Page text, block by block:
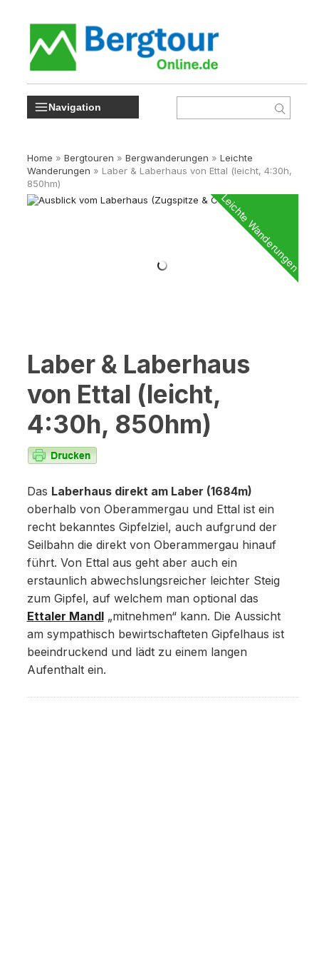
Navigation
Home » Bergtouren » Bergwanderungen » Leichte
Wanderungen » Laber & Laberhaus von Ettal (leicht, 4:30h,
850hm)
Leichte Wanderungen
Laber & Laberhaus
von Ettal (leicht,
4:30h, 850hm)
Das Laberhaus direkt am Laber (1684m)
oberhalb von Oberammergau und Ettal ist ein
recht bekanntes Gipfelziel, auch aufgrund der
Seilbahn die direkt von Oberammergau hinauf
führt. Von Ettal aus geht aber auch ein
erstaunlich abwechslungsreicher leichter Steig
zum Gipfel, auf welchem man optional das
Ettaler Mandl„mitnehmen“ kann. Die Aussicht
am sympathisch bewirtschafteten Gipfelhaus ist
beeindruckend und lädt zu einem langen
Aufenthalt ein.